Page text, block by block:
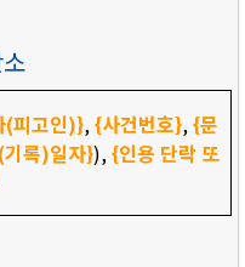
(피고인)},{사건번호},{문
록)일자}),{인용 단락 또